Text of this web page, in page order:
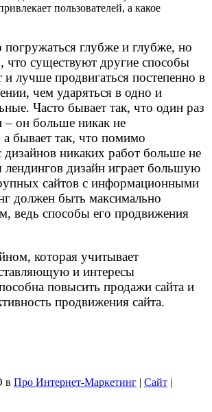
пользователей, а какое
глубже и глубже, но
что существуют другие способы
и лучше продвигаться постепенно в
чем ударяться в одно и
Часто бывает так, что один раз
– он больше никак не
а бывает так, что помимо
дизайнов никаких работ больше не
лендингов дизайн играет большую
сайтов с информационными
должен быть максимально
ведь способы его продвижения
которая учитывает
и интересы
повысить продажи сайта и
продвижения сайта.
в Про Интернет-Маркетинг | Сайт |